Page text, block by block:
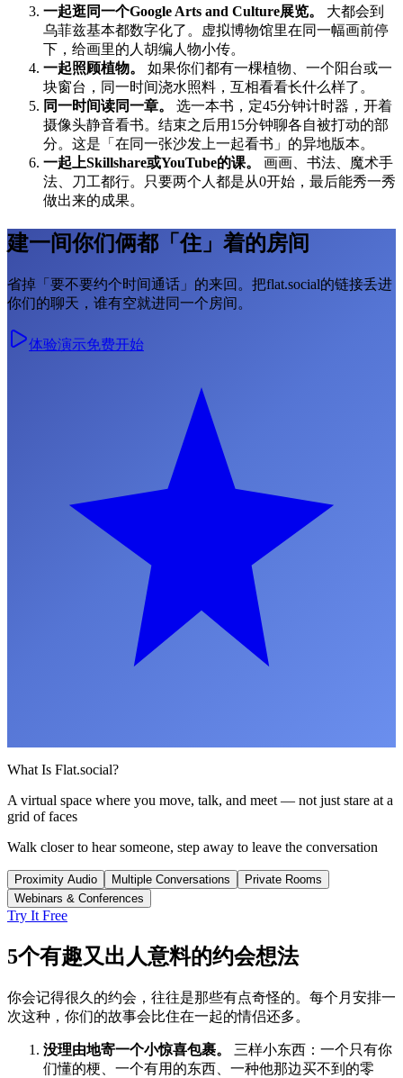
一起逛同一个Google Arts and Culture展览。
大都会到
乌菲兹基本都数字化了。虚拟博物馆里在同一幅画前停
下，给画里的人胡编人物小传。
一起照顾植物。
如果你们都有一棵植物、一个阳台或一
块窗台，同一时间浇水照料，互相看看长什么样了。
同一时间读同一章。
选一本书，定45分钟计时器，开着
摄像头静音看书。结束之后用15分钟聊各自被打动的部
分。这是「在同一张沙发上一起看书」的异地版本。
一起上Skillshare或YouTube的课。
画画、书法、魔术手
法、刀工都行。只要两个人都是从0开始，最后能秀一秀
做出来的成果。
建一间你们俩都「住」着的房间
省掉「要不要约个时间通话」的来回。把flat.social的链接丢进
你们的聊天，谁有空就进同一个房间。
体验演示免费开始
What Is Flat.social?
A virtual space where you move, talk, and meet — not just stare at a
grid of faces
Walk closer to hear someone, step away to leave the conversation
Proximity Audio Multiple Conversations
Private Rooms
Webinars & Conferences
Try It Free
5个有趣又出人意料的约会想法
你会记得很久的约会，往往是那些有点奇怪的。每个月安排一
次这种，你们的故事会比住在一起的情侣还多。
没理由地寄一个小惊喜包裹。
三样小东西：一个只有你
们懂的梗、一个有用的东西、一种他那边买不到的零